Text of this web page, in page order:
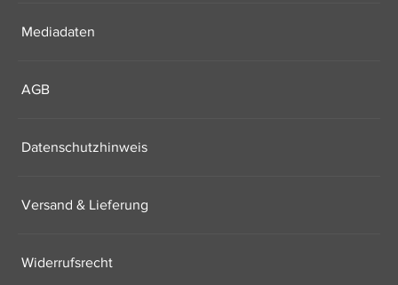
Mediadaten
AGB
Datenschutzhinweis
Versand & Lieferung
Widerrufsrecht